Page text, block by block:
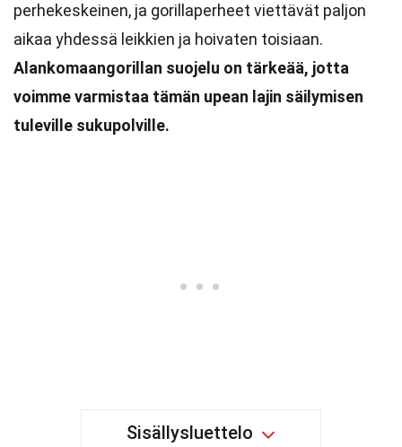
perhekeskeinen, ja gorillaperheet viettävät paljon
aikaa yhdessä leikkien ja hoivaten toisiaan.
Alankomaangorillan suojelu on tärkeää, jotta
voimme varmistaa tämän upean lajin säilymisen
tuleville sukupolville.
Sisällysluettelo